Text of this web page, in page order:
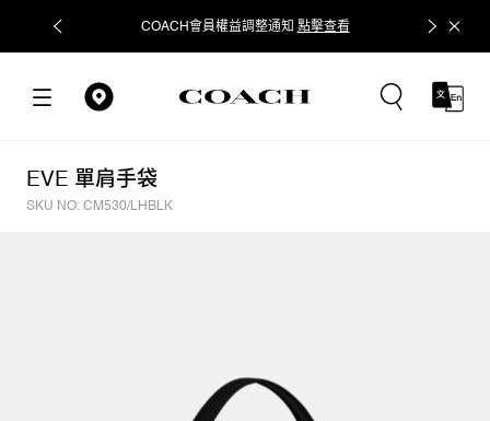
COACH會員權益調整通知 點擊查看 立即追蹤
EVE 單肩手袋
SKU NO: CM530/LHBLK